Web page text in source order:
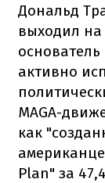
Дональд
выходил на
активно
MAGA-
как
Plan" за